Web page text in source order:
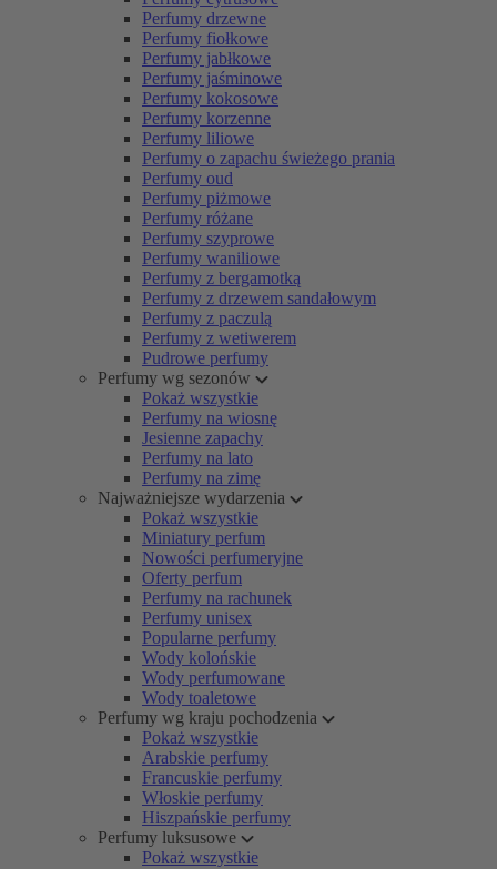
Perfumy drzewne
Perfumy fiołkowe
Perfumy jabłkowe
Perfumy jaśminowe
Perfumy kokosowe
Perfumy korzenne
Perfumy liliowe
Perfumy o zapachu świeżego prania
Perfumy oud
Perfumy piżmowe
Perfumy różane
Perfumy szyprowe
Perfumy waniliowe
Perfumy z bergamotką
Perfumy z drzewem sandałowym
Perfumy z paczulą
Perfumy z wetiwerem
Pudrowe perfumy
Perfumy wg sezonów
Pokaż wszystkie
Perfumy na wiosnę
Jesienne zapachy
Perfumy na lato
Perfumy na zimę
Najważniejsze wydarzenia
Pokaż wszystkie
Miniatury perfum
Nowości perfumeryjne
Oferty perfum
Perfumy na rachunek
Perfumy unisex
Popularne perfumy
Wody kolońskie
Wody perfumowane
Wody toaletowe
Perfumy wg kraju pochodzenia
Pokaż wszystkie
Arabskie perfumy
Francuskie perfumy
Włoskie perfumy
Hiszpańskie perfumy
Perfumy luksusowe
Pokaż wszystkie